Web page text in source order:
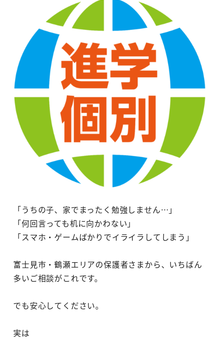
「うちの子、家でまったく勉強しません…」
「何回言っても机に向かわない」
「スマホ・ゲームばかりでイライラしてしまう」
富士見市・鶴瀬エリアの保護者さまから、いちばん
多いご相談がこれです。
でも安心してください。
実は